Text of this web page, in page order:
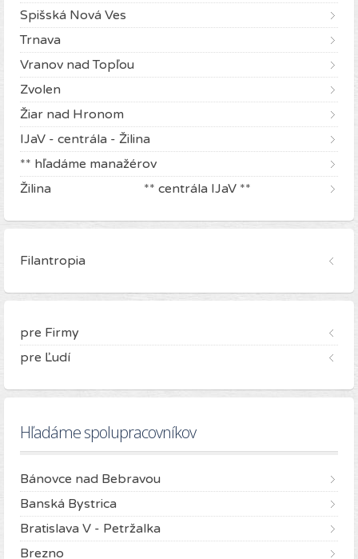
Spišská Nová Ves
Trnava
Vranov nad Topľou
Zvolen
Žiar nad Hronom
IJaV - centrála - Žilina
** hľadáme manažérov
Žilina ** centrála IJaV **
Filantropia
pre Firmy
pre Ľudí
Hľadáme spolupracovníkov
Bánovce nad Bebravou
Banská Bystrica
Bratislava V - Petržalka
Brezno